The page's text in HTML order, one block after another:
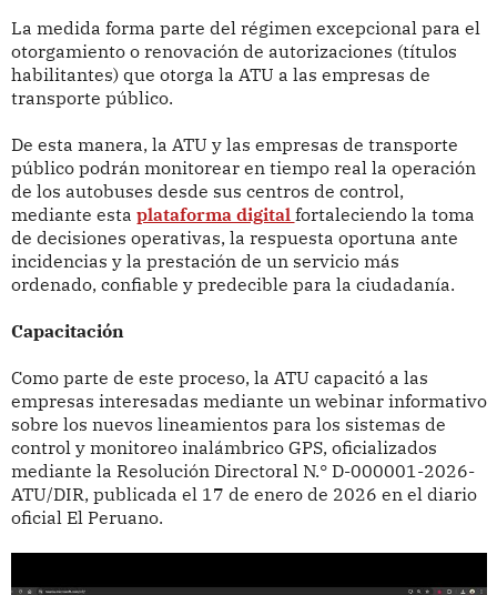
La medida forma parte del régimen excepcional para el
otorgamiento o renovación de autorizaciones (títulos
habilitantes) que otorga la ATU a las empresas de
transporte público.
De esta manera, la ATU y las empresas de transporte
público podrán monitorear en tiempo real la operación
de los autobuses desde sus centros de control,
mediante esta plataforma digital fortaleciendo la toma
de decisiones operativas, la respuesta oportuna ante
incidencias y la prestación de un servicio más
ordenado, confiable y predecible para la ciudadanía.
Capacitación
Como parte de este proceso, la ATU capacitó a las
empresas interesadas mediante un webinar informativo
sobre los nuevos lineamientos para los sistemas de
control y monitoreo inalámbrico GPS, oficializados
mediante la Resolución Directoral N.° D-000001-2026-
ATU/DIR, publicada el 17 de enero de 2026 en el diario
oficial El Peruano.